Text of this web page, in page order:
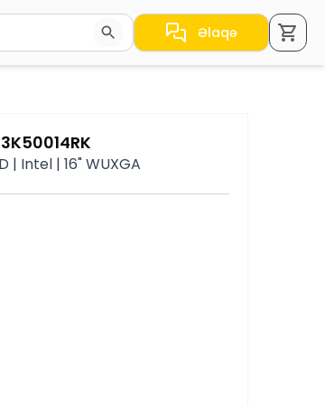
keçid etmək üçün ox
Əlaqə
| Intel | 16" WUXGA